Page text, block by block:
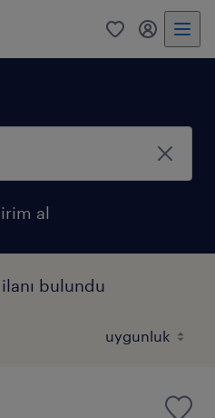
0 my
al
bulundu